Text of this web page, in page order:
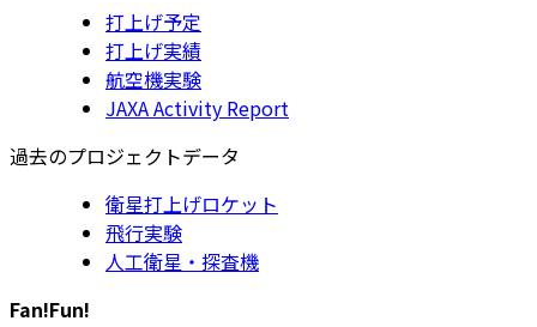
打上げ予定
打上げ実績
航空機実験
JAXA Activity Report
過去のプロジェクトデータ
衛星打上げロケット
飛行実験
人工衛星・探査機
Fan!Fun!